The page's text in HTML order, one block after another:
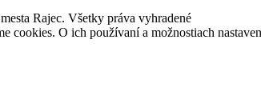
Rajec. Všetky práva vyhradené
cookies. O ich používaní a možnostiach